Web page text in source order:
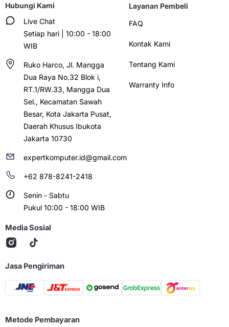
Hubungi Kami
Live Chat
Setiap hari | 10:00 - 18:00
WIB
Ruko Harco, Jl. Mangga
Dua Raya No.32 Blok i,
RT.1/RW.33, Mangga Dua
Sel., Kecamatan Sawah
Besar, Kota Jakarta Pusat,
Daerah Khusus Ibukota
Jakarta 10730
expertkomputer.id@gmail.com
+62 878-8241-2418
Senin - Sabtu
Pukul 10:00 - 18:00 WIB
Layanan Pembeli
FAQ
Kontak Kami
Tentang Kami
Warranty Info
Media Sosial
Jasa Pengiriman
Metode Pembayaran